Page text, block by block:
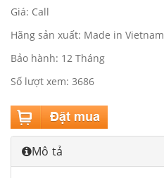
Giá: Call
Hãng sản xuất: Made in Vietnam
Bảo hành: 12 Tháng
Số lượt xem: 3686
Mô tả